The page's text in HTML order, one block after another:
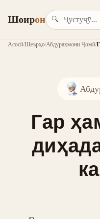
Шоирон 🔍
Асосӣ/Шеърҳо/Абдураҳмони Ҷомӣ/
Гар